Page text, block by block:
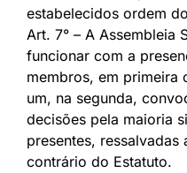
estabelecidos ordem
Art. 7° – A Assembleia
funcionar com a
membros, em primeira
um, na segunda,
decisões pela maioria
presentes, ressalvadas
contrário do Estatuto.